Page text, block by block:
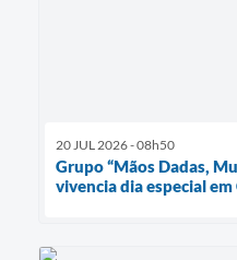
20 JUL 2026 - 08h50
Grupo “Mãos Dadas,
vivencia dia especial